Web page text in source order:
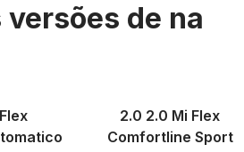
de na
2.0 2.0 Mi Flex
Comfortline Sport